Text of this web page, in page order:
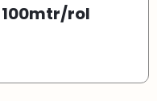
100mtr/rol